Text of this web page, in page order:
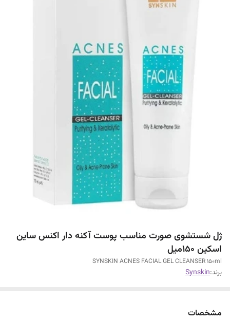
ژل شستشوی صورت مناسب پوست آکنه دار اکنس ساین
اسکین 150میل
SYNSKIN ACNES FACIAL GEL CLEANSER 150ml
برند:Synskin
مشخصات